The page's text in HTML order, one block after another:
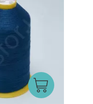
100% CF nylon